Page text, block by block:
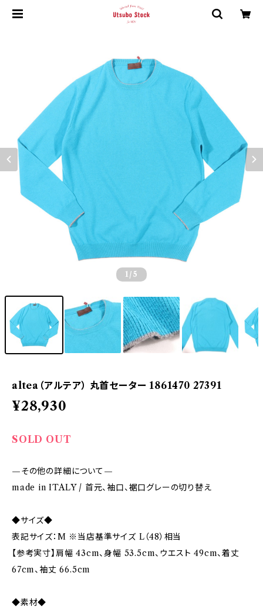
1 /5
altea（アルテア） 丸首セーター 1861470 27391
¥28,930
SOLD OUT
—その他の詳細について—
made in ITALY / 首元、袖口、裾口グレーの切り替え
◆サイズ◆
表記サイズ：M ※当店基準サイズ L（48）相当
【参考実寸】肩幅 43cm、身幅 53.5cm、ウエスト 49cm、着丈
67cm、袖丈 66.5cm
◆素材◆